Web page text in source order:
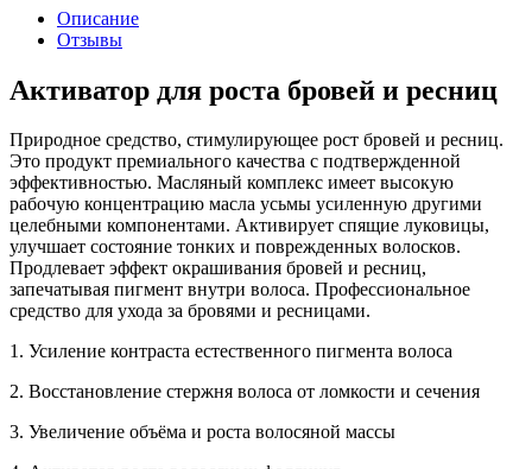
Описание
Отзывы
Активатор для роста бровей и ресниц
Природное средство, стимулирующее рост бровей и ресниц.
Это продукт премиального качества с подтвержденной
эффективностью. Масляный комплекс имеет высокую
рабочую концентрацию масла усьмы усиленную другими
целебными компонентами. Активирует спящие луковицы,
улучшает состояние тонких и поврежденных волосков.
Продлевает эффект окрашивания бровей и ресниц,
запечатывая пигмент внутри волоса. Профессиональное
средство для ухода за бровями и ресницами.
1. Усиление контраста естественного пигмента волоса
2. Восстановление стержня волоса от ломкости и сечения
3. Увеличение объёма и роста волосяной массы